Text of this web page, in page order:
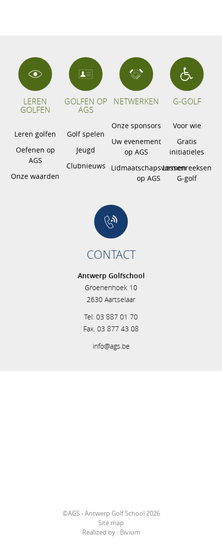
LEREN
GOLFEN
Leren golfen
Oefenen op
AGS
Onze waarden
GOLFEN OP
AGS
Golf spelen
Jeugd
Clubnieuws
NETWERKEN
Onze sponsors
Uw evenement
op AGS
Lidmaatschapsvormen
op AGS
G-GOLF
Voor wie
Gratis
initiatieles
Lessenreeksen
G-golf
CONTACT
Antwerp Golfschool
Groenenhoek 10
2630 Aartselaar
Tel. 03 887 01 70
Fax. 03 877 43 08
info@ags.be
©AGS - Antwerp Golf School 2026
Site map
Realized by : Bivium